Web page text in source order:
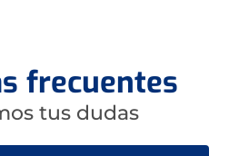
frecuentes
tus dudas